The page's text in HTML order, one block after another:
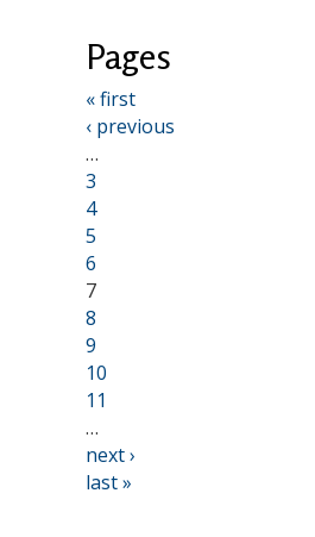
Pages
« first
‹ previous
…
3
4
5
6
7
8
9
10
11
…
next ›
last »